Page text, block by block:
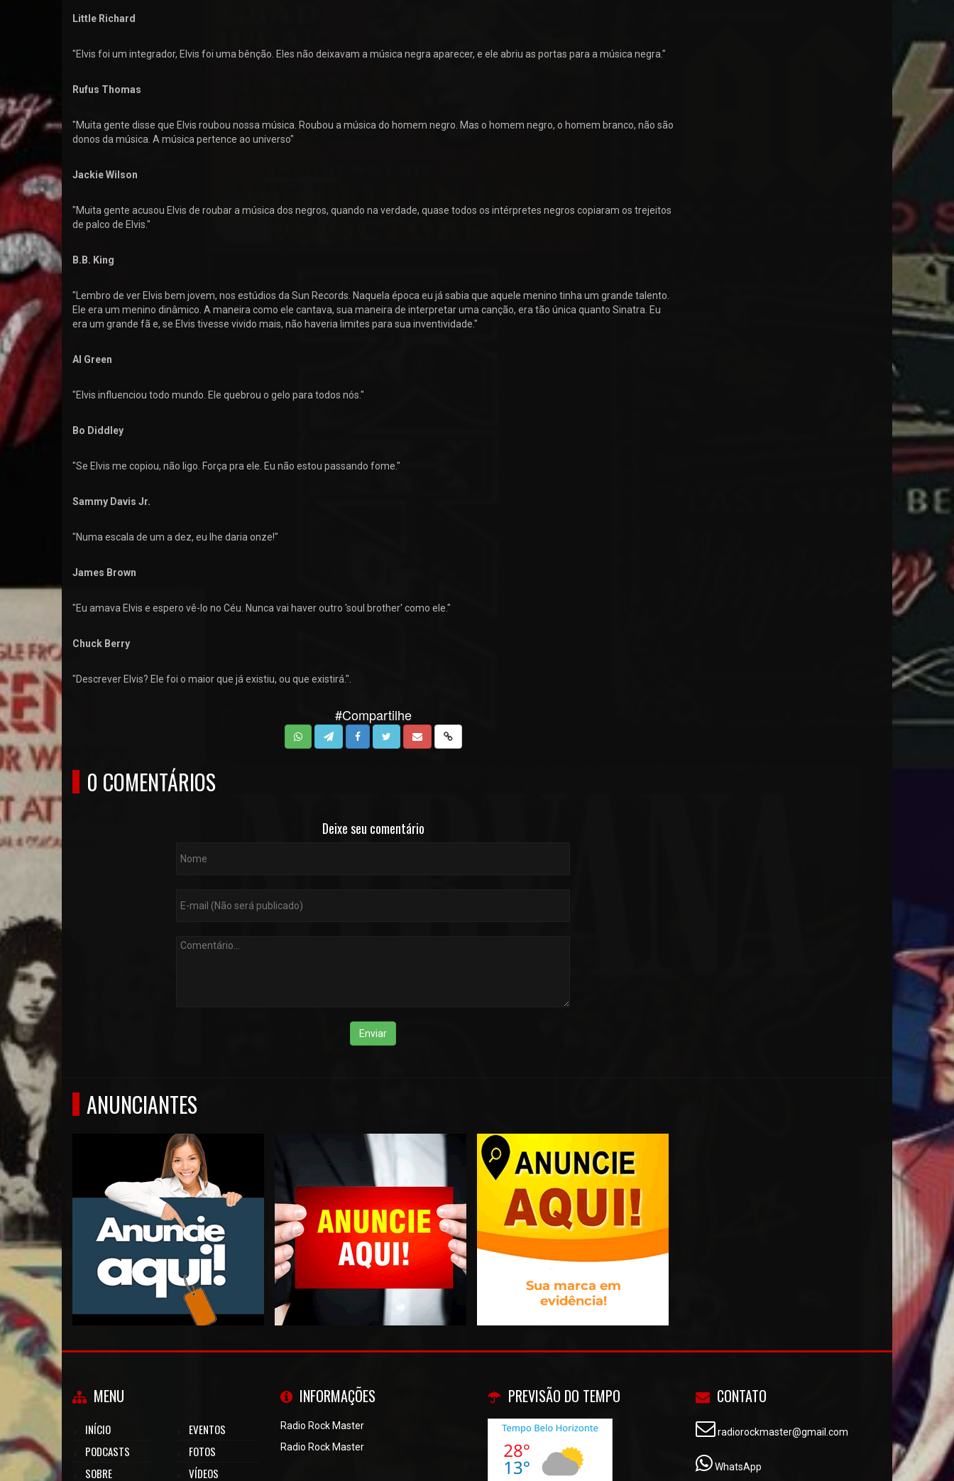
Little Richard
"Elvis foi um integrador, Elvis foi uma bênção. Eles não deixavam a música negra aparecer, e ele abriu as portas para a música negra."
Rufus Thomas
"Muita gente disse que Elvis roubou nossa música. Roubou a música do homem negro. Mas o homem negro, o homem branco, não são
donos da música. A música pertence ao universo"
Jackie Wilson
"Muita gente acusou Elvis de roubar a música dos negros, quando na verdade, quase todos os intérpretes negros copiaram os trejeitos
de palco de Elvis."
B.B. King
"Lembro de ver Elvis bem jovem, nos estúdios da Sun Records. Naquela época eu já sabia que aquele menino tinha um grande talento.
Ele era um menino dinâmico. A maneira como ele cantava, sua maneira de interpretar uma canção, era tão única quanto Sinatra. Eu
era um grande fã e, se Elvis tivesse vivido mais, não haveria limites para sua inventividade."
Al Green
"Elvis influenciou todo mundo. Ele quebrou o gelo para todos nós."
Bo Diddley
"Se Elvis me copiou, não ligo. Força pra ele. Eu não estou passando fome."
Sammy Davis Jr.
"Numa escala de um a dez, eu lhe daria onze!"
James Brown
"Eu amava Elvis e espero vê-lo no Céu. Nunca vai haver outro 'soul brother' como ele."
Chuck Berry
"Descrever Elvis? Ele foi o maior que já existiu, ou que existirá.".
#Compartilhe
0 COMENTÁRIOS
Deixe seu comentário
Enviar
ANUNCIANTES
MENU
INÍCIO
PODCASTS
SOBRE
EVENTOS
FOTOS
VÍDEOS
INFORMAÇÕES
Radio Rock Master
Radio Rock Master
PREVISÃO DO TEMPO CONTATO
radiorockmaster@gmail.com
WhatsApp